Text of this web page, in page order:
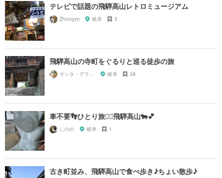
テレビで話題の飛騨高山レトロミュージアム
Zhongye 岐阜 5
飛騨高山の寺町をぐるりと巡る徒歩の旅
サンタ・デラックス 岐阜 38
車不要👣ひとり旅🙆‍♀️飛騨高山🐄💕
しのの 岐阜 1
古き町並み、飛騨高山で食べ歩き♪ちょい散歩♪